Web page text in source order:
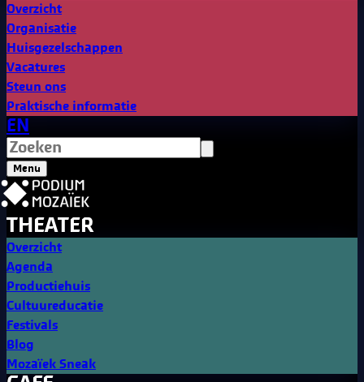
Overzicht
Organisatie
Huisgezelschappen
Vacatures
Steun ons
Praktische informatie
EN
Menu
THEATER
Overzicht
Agenda
Productiehuis
Cultuureducatie
Festivals
Blog
Mozaïek Sneak